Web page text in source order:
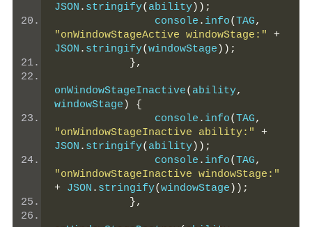
JSON . stringify( ability));
                console
. info(TAG,
"onWindowStageActive windowStage:"
+
JSON . stringify(windowStage ));
},
onWindowStageInactive( ability,
windowStage )
{
                console
. info(TAG,
"onWindowStageInactive ability:"
+
JSON . stringify( ability));
                console
. info(TAG,
"onWindowStageInactive windowStage:"
+ JSON . stringify(windowStage ));
},